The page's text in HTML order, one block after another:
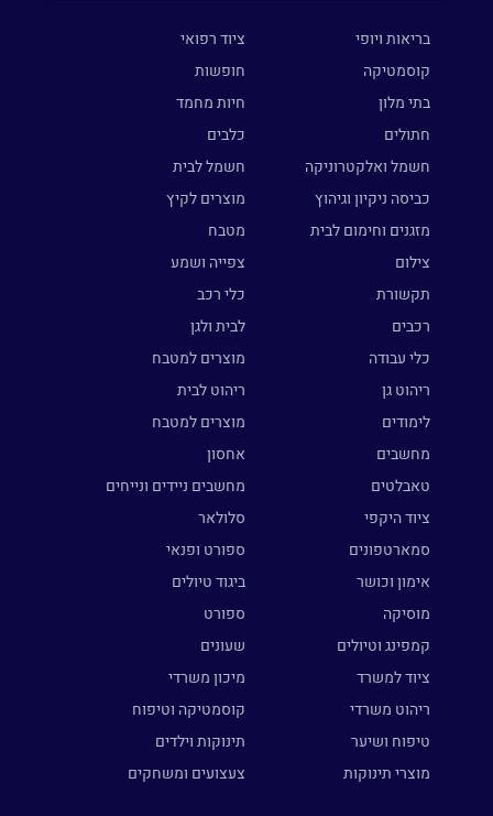
בריאות ויופי
ציוד רפואי
קוסמטיקה
חופשות
בתי מלון
חיות מחמד
חתולים
כלבים
חשמל ואלקטרוניקה
חשמל לבית
כביסה ניקיון וגיהוץ
מוצרים לקיץ
מזגנים וחימום לבית
מטבח
צילום
צפייה ושמע
תקשורת
כלי רכב
רכבים
לבית ולגן
כלי עבודה
מוצרים למטבח
ריהוט גן
ריהוט לבית
לימודים
מוצרים למטבח
מחשבים
אחסון
טאבלטים
מחשבים ניידים ונייחים
ציוד היקפי
סלולאר
סמארטפונים
ספורט ופנאי
אימון וכושר
ביגוד טיולים
מוסיקה
ספורט
קמפינג וטיולים
שעונים
ציוד למשרד
מיכון משרדי
ריהוט משרדי
קוסמטיקה וטיפוח
טיפוח ושיער
תינוקות וילדים
מוצרי תינוקות
צעצועים ומשחקים